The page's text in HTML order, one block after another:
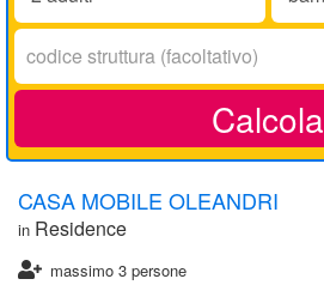
17
Codice
struttura:
Calcola
CASA MOBILE OLEANDRI
in Residence
massimo 3 persone